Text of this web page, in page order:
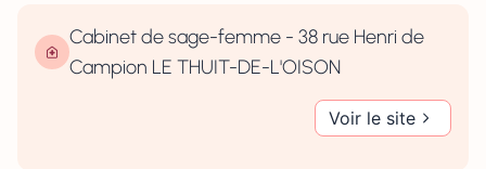
Cabinet de sage-femme - 38 rue Henri de
Campion LE THUIT-DE-L'OISON
Voir le site